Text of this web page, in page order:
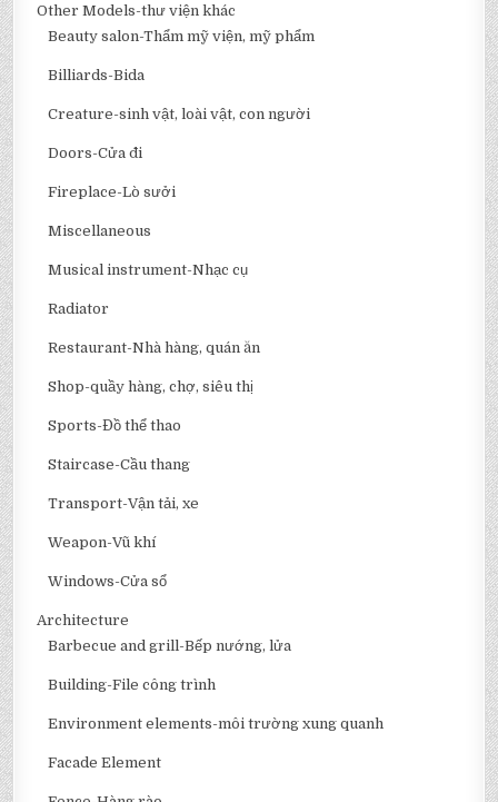
Other Models-thư viện khác
Beauty salon-Thẩm mỹ viện, mỹ phẩm
Billiards-Bida
Creature-sinh vật, loài vật, con người
Doors-Cửa đi
Fireplace-Lò sưởi
Miscellaneous
Musical instrument-Nhạc cụ
Radiator
Restaurant-Nhà hàng, quán ăn
Shop-quầy hàng, chợ, siêu thị
Sports-Đồ thể thao
Staircase-Cầu thang
Transport-Vận tải, xe
Weapon-Vũ khí
Windows-Cửa sổ
Architecture
Barbecue and grill-Bếp nướng, lửa
Building-File công trình
Environment elements-môi trường xung quanh
Facade Element